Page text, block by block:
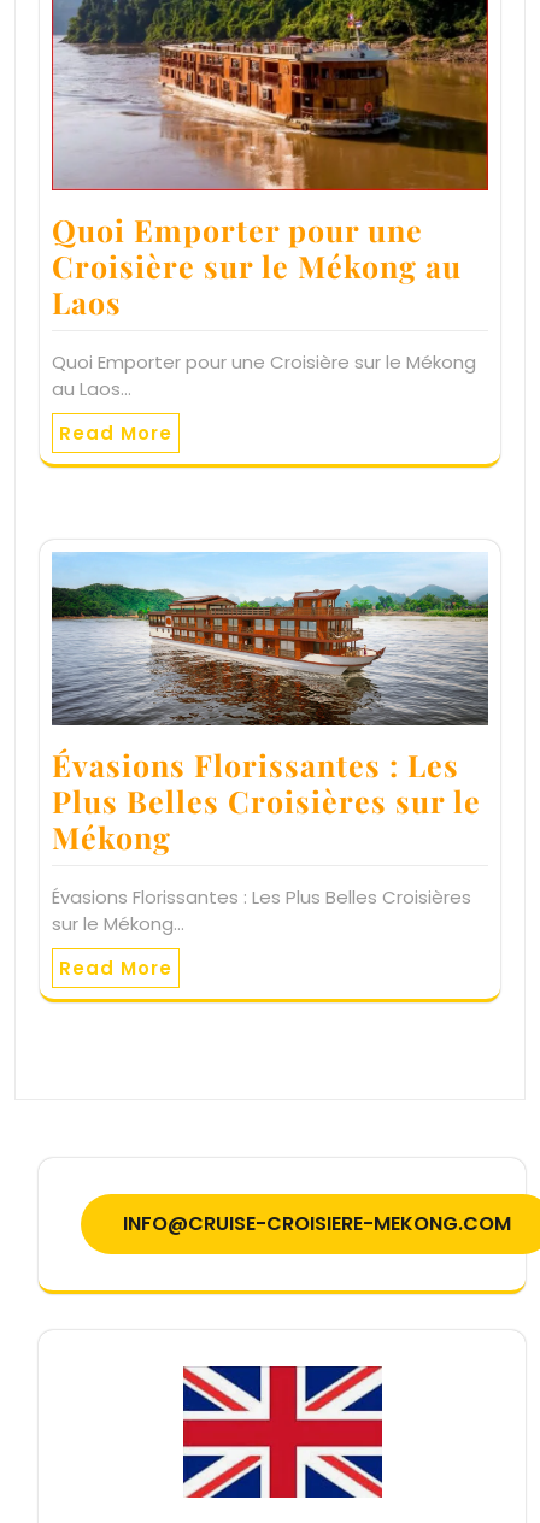
Quoi Emporter pour une
Croisière sur le Mékong au
Laos
Quoi Emporter pour une Croisière sur le Mékong
au Laos…
Read More
Évasions Florissantes : Les
Plus Belles Croisières sur le
Mékong
Évasions Florissantes : Les Plus Belles Croisières
sur le Mékong…
Read More
INFO@CRUISE-CROISIERE-MEKONG.COM